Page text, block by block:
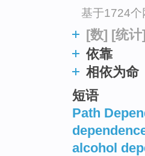
基于1724个
[数] [统计]
依靠
相依为命
短语
Path
alcohol